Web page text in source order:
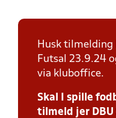
Husk
Futsal 23.9.24
via kluboffice.
Skal I spille
tilmeld jer